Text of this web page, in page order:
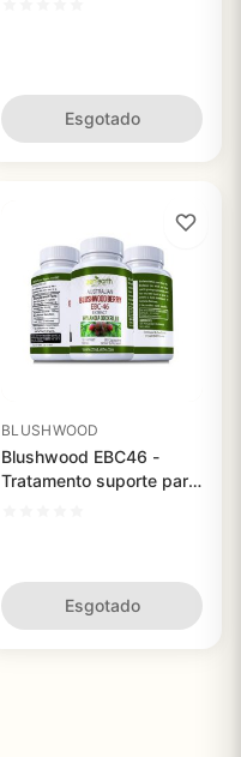
Esgotado
BLUSHWOOD
Blushwood EBC46 -
Tratamento suporte para
Esgotado